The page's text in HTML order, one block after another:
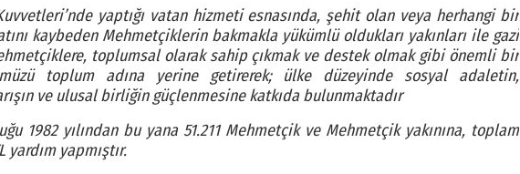
yaptığı vatan hizmeti esnasında, şehit olan veya herhangi bir
kaybeden Mehmetçiklerin bakmakla yükümlü oldukları yakınları ile gazi
toplumsal olarak sahip çıkmak ve destek olmak gibi önemli bir
toplum adına yerine getirerek; ülke düzeyinde sosyal adaletin,
ve ulusal birliğin güçlenmesine katkıda bulunmaktadır
1982 yılından bu yana 51.211 Mehmetçik ve Mehmetçik yakınına, toplam
yardım yapmıştır.